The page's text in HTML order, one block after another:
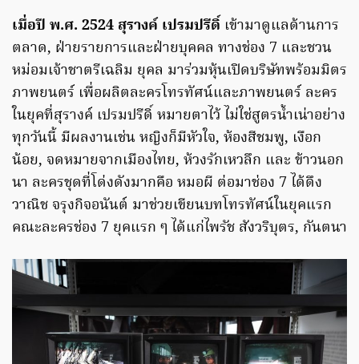
เมื่อปี พ.ศ. 2524 สุรางค์ เปรมปรีดิ์ เข้ามาดูแลด้านการ
ตลาด, ฝ่ายรายการและฝ่ายบุคคล ทางช่อง 7 และชวน
หม่อมเจ้าชาตรีเฉลิม ยุคล มาร่วมหุ้นเปิดบริษัทพร้อมมิตร
ภาพยนตร์ เพื่อผลิตละครโทรทัศน์และภาพยนตร์ ละคร
ในยุคที่สุรางค์ เปรมปรีดิ์ หมายตาไว้ ไม่ใช่สูตรน้ำเน่าอย่าง
ทุกวันนี้ มีผลงานเช่น หญิงก็มีหัวใจ, ห้องสีชมพู, เงือก
น้อย, จดหมายจากเมืองไทย, ห้วงรักเหวลึก และ ข้าวนอก
นา ละครชุดที่โด่งดังมากคือ หมอผี ต่อมาช่อง 7 ได้ดึง
วาณิช จรุงกิจอนันต์ มาช่วยเขียนบทโทรทัศน์ในยุคแรก
คณะละครช่อง 7 ยุคแรก ๆ ได้แก่ไพรัช สังวริบุตร, กันตนา